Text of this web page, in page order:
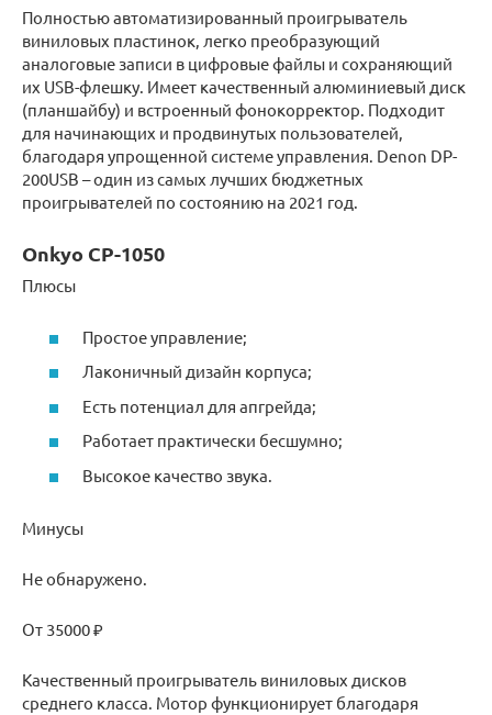
Полностью автоматизированный проигрыватель
виниловых пластинок, легко преобразующий
аналоговые записи в цифровые файлы и сохраняющий
их USB-флешку. Имеет качественный алюминиевый диск
(планшайбу) и встроенный фонокорректор. Подходит
для начинающих и продвинутых пользователей,
благодаря упрощенной системе управления. Denon DP-
200USB – один из самых лучших бюджетных
проигрывателей по состоянию на 2021 год.
Onkyo CP-1050
Плюсы
Простое управление;
Лаконичный дизайн корпуса;
Есть потенциал для апгрейда;
Работает практически бесшумно;
Высокое качество звука.
Минусы
Не обнаружено.
От 35000 ₽
Качественный проигрыватель виниловых дисков
среднего класса. Мотор функционирует благодаря